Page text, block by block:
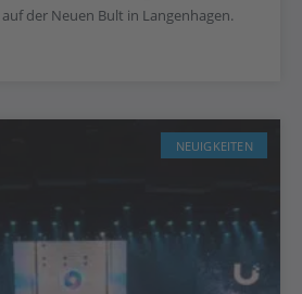
der Neuen Bult in Langenhagen.
NEUIGKEITEN